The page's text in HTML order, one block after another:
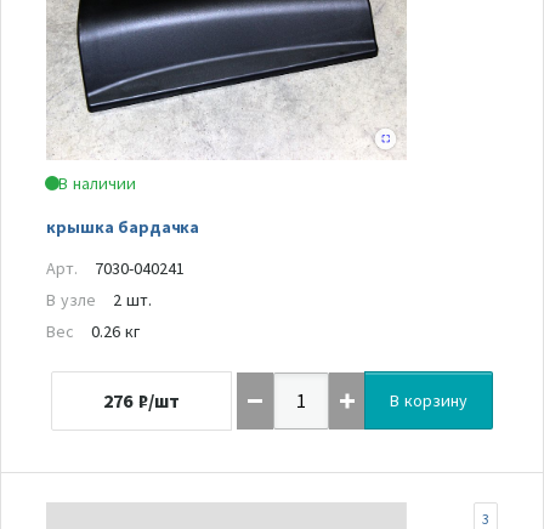
В наличии
крышка бардачка
Арт.
7030-040241
В узле
2 шт.
Вес
0.26 кг
276 ₽/шт В корзину
3